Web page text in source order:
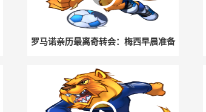
罗马诺亲历最离奇转会：梅西早晨准备